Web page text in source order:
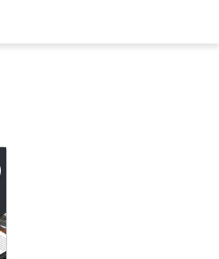
в Figma и Photoshop
от 80 тыс. руб.